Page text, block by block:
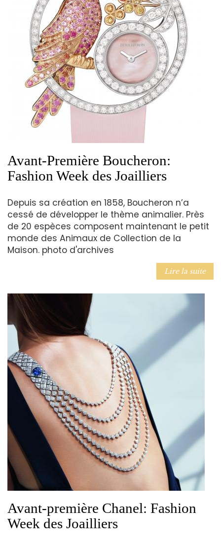
Avant-Première Boucheron:
Fashion Week des Joailliers
Depuis sa création en 1858, Boucheron n’a
cessé de développer le thème animalier. Près
de 20 espèces composent maintenant le petit
monde des Animaux de Collection de la
Maison. photo d'archives
Lire la suite
Avant-première Chanel: Fashion
Week des Joailliers